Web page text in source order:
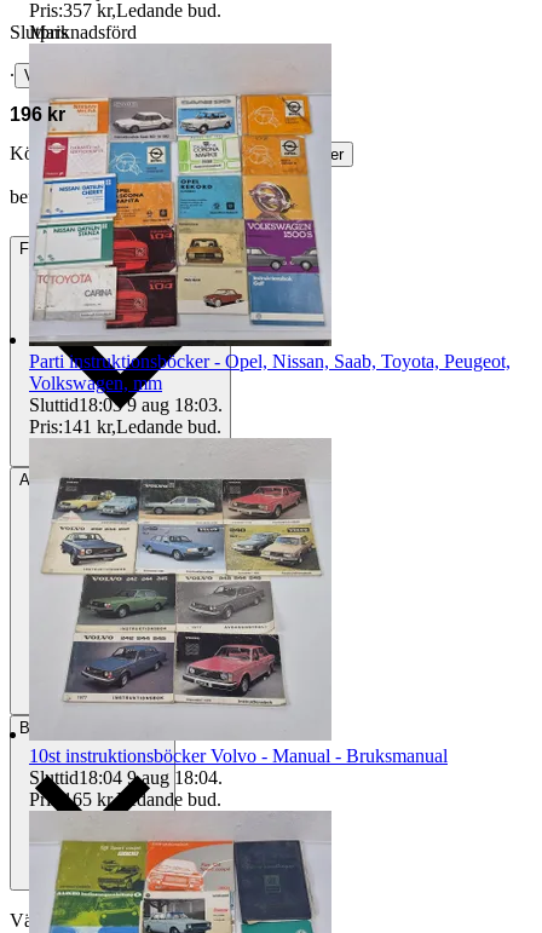
Slutpris
∙ Visa bud
196 kr
Köparskydd är valfritt hos företag.
Läs mer
befa82 vann auktionen
Frakt 1 599 kr Annat fraktsätt
AvhämtningÖstersund, Sverige
Betalning
Välj till köparskydd
Pris:357 kr,Ledande bud.
Marknadsförd
Parti instruktionsböcker - Opel, Nissan, Saab, Toyota, Peugeot,
Volkswagen, mm
Sluttid18:03 9 aug 18:03.
Pris:141 kr,Ledande bud.
10st instruktionsböcker Volvo - Manual - Bruksmanual
Sluttid18:04 9 aug 18:04.
Pris: 165 kr,Ledande bud.